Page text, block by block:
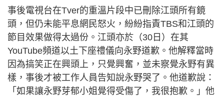
事後電視台在Tver的重溫片段中已刪除江頭所有鏡
頭，但仍未能平息網民怒火，紛紛指責TBS和江頭的
節目效果做得太過份。江頭亦於（30日）在其
YouTube頻道以土下座禮儀向永野道歉。他解釋當時
因為搞笑正在興頭上，只覺興奮，並未察覺永野有異
樣，事後才被工作人員告知說永野哭了。他道歉說：
「如果讓永野芽郁小姐覺得受傷了，我很抱歉。」他